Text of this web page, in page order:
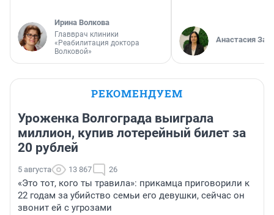
Ирина Волкова
Главврач клиники
«Реабилитация доктора
Волковой»
Анастасия
РЕКОМЕНДУЕМ
Уроженка Волгограда выиграла
миллион, купив лотерейный билет за
20 рублей
5 августа 13 867 26
«Это тот, кого ты травила»: прикамца приговорили к
22 годам за убийство семьи его девушки, сейчас он
звонит ей с угрозами